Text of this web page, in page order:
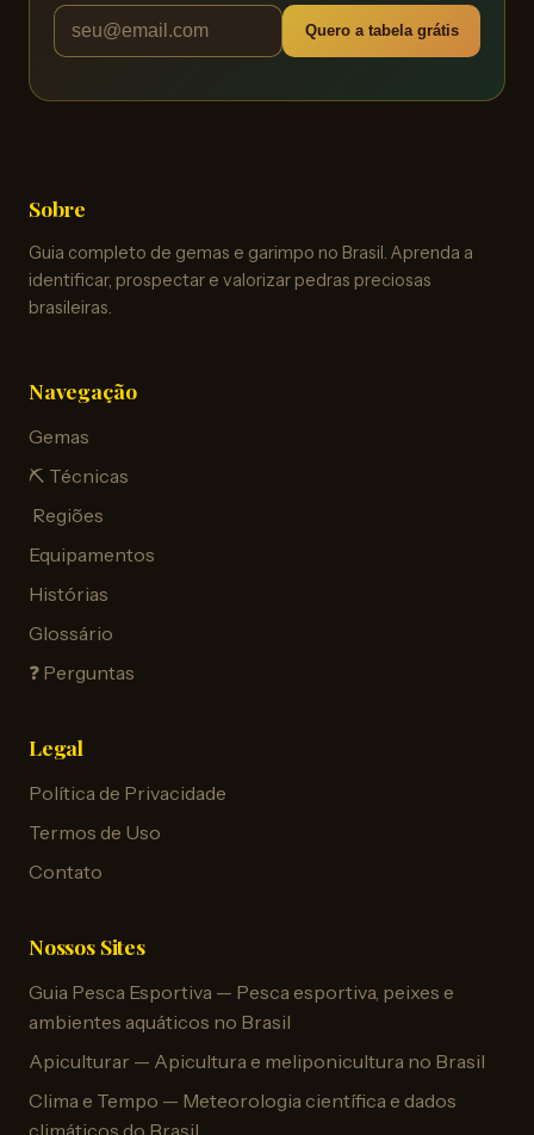
Quero a tabela grátis
Sobre
Guia completo de gemas e garimpo no Brasil. Aprenda a
identificar, prospectar e valorizar pedras preciosas
brasileiras.
Navegação
Gemas
⛏️ Técnicas
️ Regiões
Equipamentos
Histórias
Glossário
❓ Perguntas
Legal
Política de Privacidade
Termos de Uso
Contato
Nossos Sites
Guia Pesca Esportiva — Pesca esportiva, peixes e
ambientes aquáticos no Brasil
Apiculturar — Apicultura e meliponicultura no Brasil
Clima e Tempo — Meteorologia científica e dados